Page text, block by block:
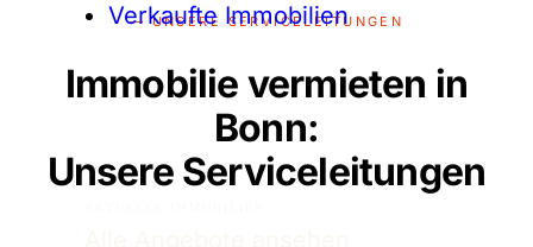
Verkaufte Immobilien
— UNSERE SERVICELEITUNGEN
Immobilie vermieten in
Bonn:
Unsere Serviceleitungen